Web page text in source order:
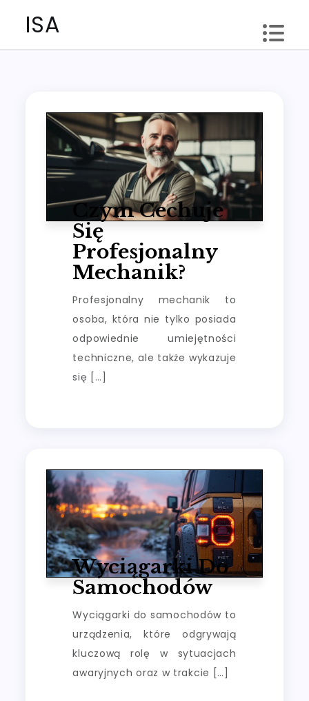
ISA
Czym Cechuje
Się
Profesjonalny
Mechanik?
Profesjonalny mechanik to
osoba, która nie tylko posiada
odpowiednie umiejętności
techniczne, ale także wykazuje
się […]
Wyciągarki Do
Samochodów
Wyciągarki do samochodów to
urządzenia, które odgrywają
kluczową rolę w sytuacjach
awaryjnych oraz w trakcie […]